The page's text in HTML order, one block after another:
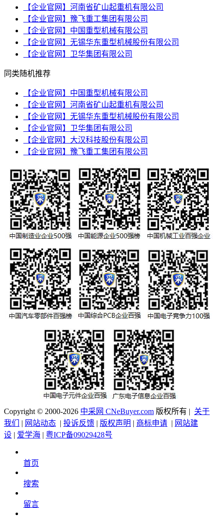
【企业官网】河南省矿山起重机有限公司
【企业官网】豫飞重工集团有限公司
【企业官网】中国重型机械有限公司
【企业官网】无锡华东重型机械股份有限公司
【企业官网】卫华集团有限公司
同类随机推荐
【企业官网】中国重型机械有限公司
【企业官网】河南省矿山起重机有限公司
【企业官网】无锡华东重型机械股份有限公司
【企业官网】卫华集团有限公司
【企业官网】大汉科技股份有限公司
【企业官网】豫飞重工集团有限公司
Copyright © 2000-2026 中采网 CNeBuyer.com 版权所有 | 关于
我们
| 网站动态 | 投诉反馈 | 版权声明 | 商标申请 | 网站建
设 | 爱学海 | 粤ICP备09029428号
首页
搜索
留言